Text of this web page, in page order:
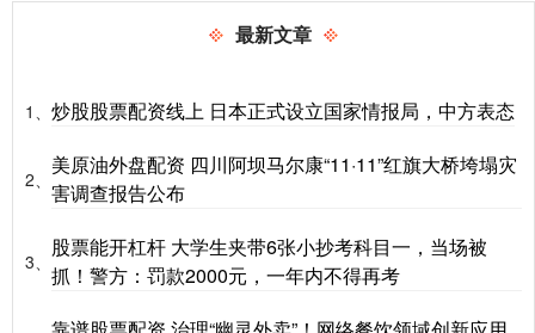
最新文章
1、 炒股股票配资线上 日本正式设立国家情报局，中方表态
2、
美原油外盘配资 四川阿坝马尔康“11·11”红旗大桥垮塌灾
害调查报告公布
3、
股票能开杠杆 大学生夹带6张小抄考科目一，当场被
抓！警方：罚款2000元，一年内不得再考